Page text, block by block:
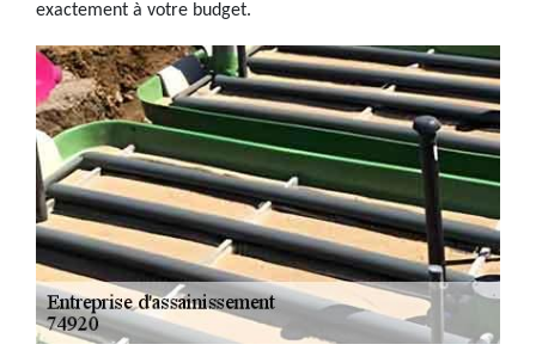
exactement à votre budget.